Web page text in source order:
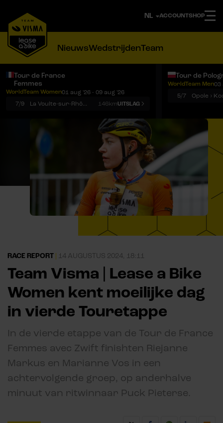
ACCOUNTSHOP
NieuwsWedstrijdenTeam
Tour de France
Femmes
WorldTeam Women01 aug '26 - 09 aug '26
7/9
La Voulte-sur-Rhône › Mont Ventoux 146kmUITSLAG
Tour de
WorldTeam Men03
5/7
RACE REPORT 14 AUGUSTUS 2024, 18:11
Team Visma | Lease a Bike
Women kent moeilijke dag
in vierde Touretappe
In de vierde etappe van de Tour de France
Femmes avec Zwift finishten Riejanne
Markus en Marianne Vos in een
achtervolgende groep, op anderhalve
minuut van ritwinnaar Puck Pieterse.